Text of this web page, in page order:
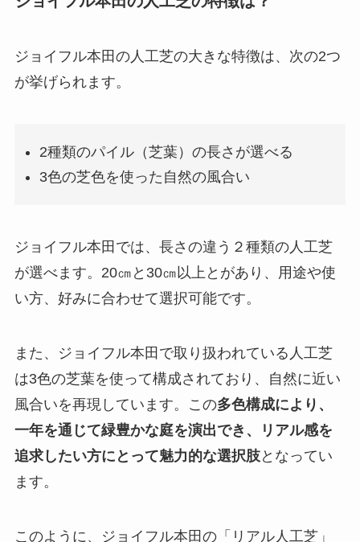
ジョイフル本田の人工芝の大きな特徴は、次の2つ
が挙げられます。
2種類のパイル（芝葉）の長さが選べる
3色の芝色を使った自然の風合い
ジョイフル本田では、長さの違う２種類の人工芝
が選べます。20㎝と30㎝以上とがあり、用途や使
い方、好みに合わせて選択可能です。
また、ジョイフル本田で取り扱われている人工芝
は3色の芝葉を使って構成されており、自然に近い
風合いを再現しています。この多色構成により、
一年を通じて緑豊かな庭を演出でき、リアル感を
追求したい方にとって魅力的な選択肢となってい
ます。
このように、ジョイフル本田の「リアル人工芝」